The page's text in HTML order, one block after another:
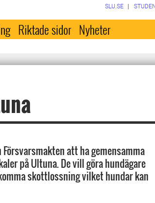
SLU.SE
Riktade sidor Nyheter
att ha gemensamma
på Ultuna. De vill göra hundägare
skottlossning vilket hundar kan